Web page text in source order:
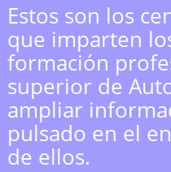
Estos son los
que imparten
formación
superior de
ampliar
pulsado en el
de ellos.